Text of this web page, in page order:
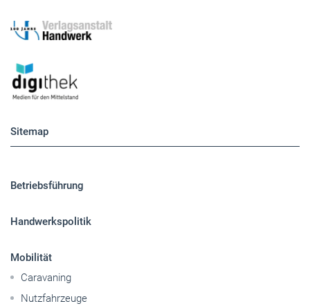
Sitemap
Betriebsführung
Handwerkspolitik
Mobilität
Caravaning
Nutzfahrzeuge